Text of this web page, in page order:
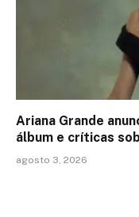
Ariana Grande
álbum e críticas
agosto 3, 2026